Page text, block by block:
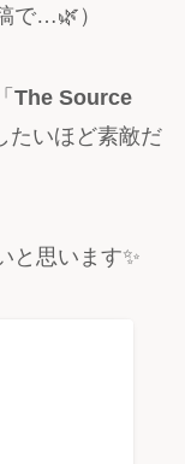
で…🌿）
The Source
たいほど素敵だ
と思います✨